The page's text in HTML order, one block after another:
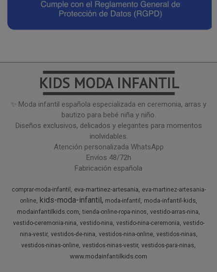
━━━━━━━━━━━━━━━
KIDS MODA INFANTIL
━━━━━━━━━━━━━━━
✨ Moda infantil española especializada en ceremonia, arras y
bautizo para bebé niña y niño.
Diseños exclusivos, delicados y elegantes para momentos
inolvidables.
Atención personalizada WhatsApp
Envíos 48/72h
Fabricación española
comprar-moda-infantil eva-martinez-artesania
eva-martinez-artesania-
online kids-moda-infantil moda-infantil
moda-infantil-kids
modainfantilkids.com tienda-online-ropa-ninos vestido-arras-nina
vestido-ceremonia-nina vestido-nina vestido-nina-ceremonia vestido-
nina-vestir vestidos-de-nina vestidos-nina-online vestidos-ninas
vestidos-ninas-online vestidos-ninas-vestir vestidos-para-ninas
www.modainfantilkids.com